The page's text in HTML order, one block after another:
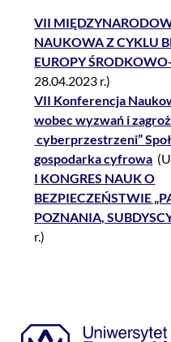
VII
NAUKOWA Z CYKLU
EUROPY
28.04.2023 r.)
VII Konferencja
wobec wyzwań i
cyberprzestrzeni”
gospodarka cyfrowa
I KONGRES NAUK O
BEZPIECZEŃSTWIE
POZNANIA,
r.)